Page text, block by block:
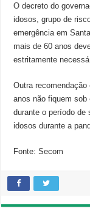
O decreto do
idosos, grupo de
emergência em
mais de 60 anos
estritamente
Outra
anos não fiquem
durante o período de
idosos durante a
Fonte: Secom